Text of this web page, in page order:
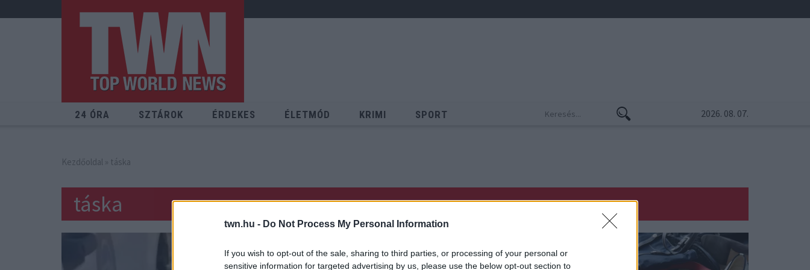
twn.hu - Do Not Process My Personal Information
If you wish to opt-out of the sale, sharing to third parties, or processing of your personal or
sensitive information for targeted advertising by us, please use the below opt-out section to
24 ÓRA SZTÁROK ÉRDEKES ÉLETMÓD KRIMI SPORT 2026. 08. 07.
Kezdőoldal » táska
táska